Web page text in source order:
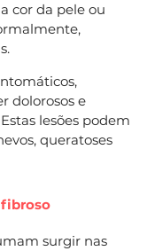
cor da pele ou
dolorosos e
lesões podem
queratoses
surgir nas